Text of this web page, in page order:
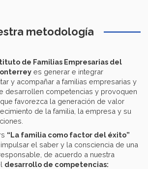
metodología
de Familias Empresarias del
es generar e integrar
y acompañar a familias empresarias y
desarrollen competencias y provoquen
favorezca la generación de valor
de la familia, la empresa y su
“La familia como factor del éxito”
el saber y la consciencia de una
de acuerdo a nuestra
desarrollo de competencias: